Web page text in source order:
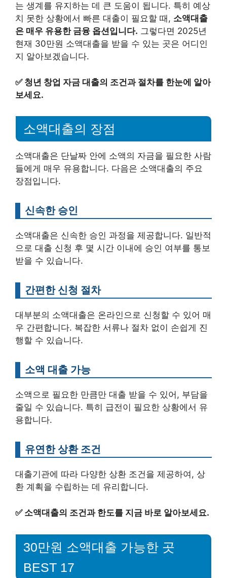
는 생계를 유지하는 데 큰 도움이 됩니다. 특히 예상
치 못한 상황에서 빠른 대출이 필요할 때, 소액대출
은 매우 유용한 금융 옵션입니다. 그렇다면 2025년
현재 30만원 소액대출을 받을 수 있는 곳은 어디인
지 알아보겠습니다.
✅ 청년 창업 자금 대출의 조건과 절차를 한눈에 알아
보세요.
소액대출의 장점
소액대출은 단날짜 안에 소액의 자금을 필요한 사람
들에게 매우 유용합니다. 다음은 소액대출의 주요
장점입니다.
신속한 승인
소액대출은 신속한 승인 과정을 제공합니다. 일반적
으로 대출 신청 후 몇 시간 이내에 승인 여부를 통보
받을 수 있습니다.
간편한 신청 절차
대부분의 소액대출은 온라인으로 신청할 수 있어 매
우 간편합니다. 복잡한 서류나 절차 없이 손쉽게 진
행할 수 있습니다.
소액 대출 가능
소액으로 필요한 만큼만 대출 받을 수 있어, 부담을
줄일 수 있습니다. 특히 급전이 필요한 상황에서 유
용합니다.
유연한 상환 조건
대출기관에 따라 다양한 상환 조건을 제공하여, 상
환 계획을 수립하는 데 유리합니다.
✅ 소액대출의 조건과 한도를 지금 바로 알아보세요.
30만원 소액대출 가능한 곳
BEST 17